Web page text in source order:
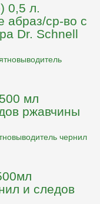
0,5 л.
абраз/ср-во с
Dr. Schnell
мл
ржавчины
и следов